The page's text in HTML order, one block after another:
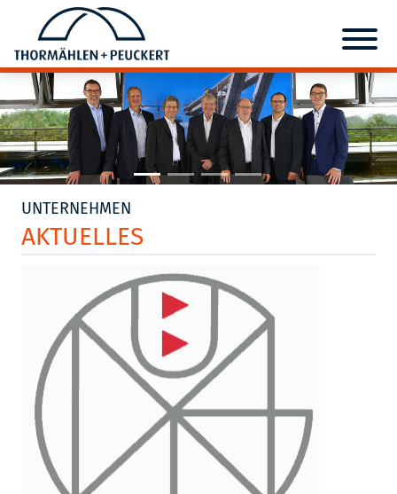
UNTERNEHMEN
AKTUELLES